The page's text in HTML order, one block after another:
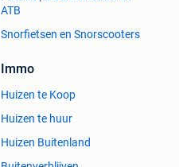
ATB
Snorfietsen en Snorscooters
Immo
Huizen te Koop
Huizen te huur
Huizen Buitenland